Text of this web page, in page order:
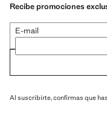
Recibe promociones
E-mail
Al suscribirte, confirmas que